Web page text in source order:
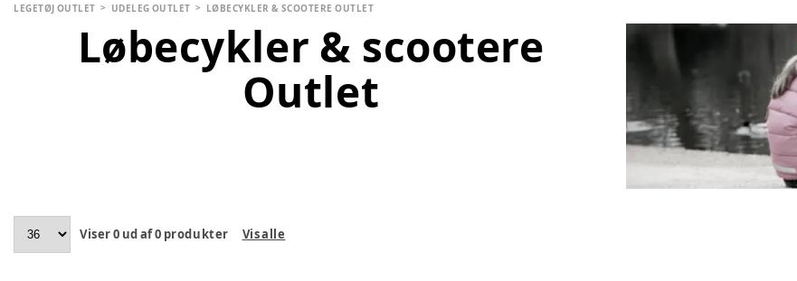
LEGETØJ OUTLET UDELEG OUTLET LØBECYKLER & SCOOTERE OUTLET
Løbecykler & scootere
Outlet
Viser0 ud af0 produkter Vis alle